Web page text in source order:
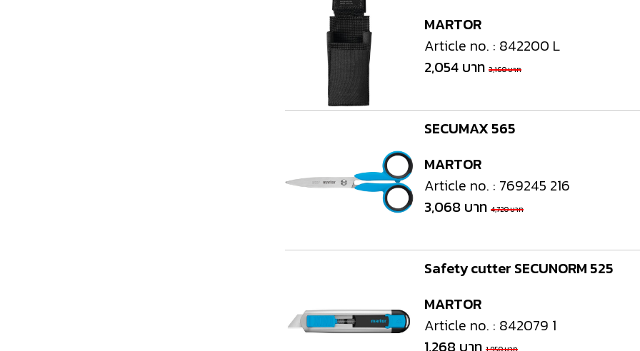
MARTOR
Article no. : 842200 L
2,054 บาท 3,160 บาท
MARTOR
SECUMAX 565
Article no. : 769245 216
3,068 บาท 4,720 บาท
MARTOR
Safety cutter SECUNORM 525
Article no. : 842079 1
1,268 บาท